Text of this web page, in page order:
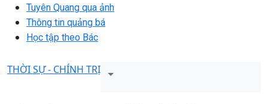
Tuyên Quang qua ảnh
Thông tin quảng bá
Học tập theo Bác
THỜI SỰ - CHÍNH TRỊ